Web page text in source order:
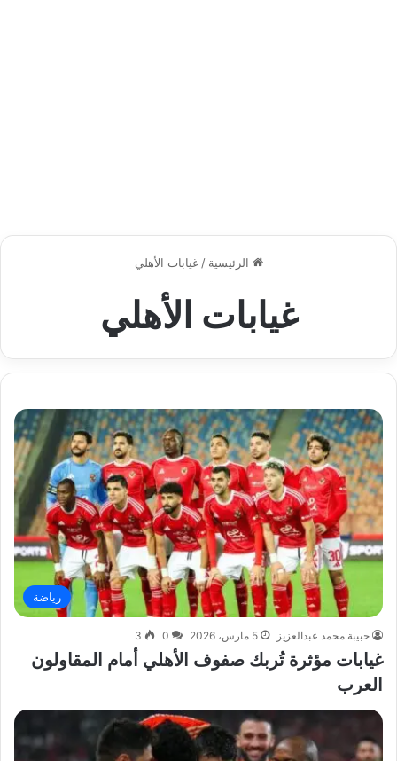
الرئيسية / غيابات الأهلي
غيابات الأهلي
رياضة
حبيبة محمد عبدالعزيز 5 مارس، 2026 0
3
غيابات مؤثرة تُربك صفوف الأهلي أمام المقاولون
العرب